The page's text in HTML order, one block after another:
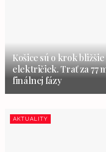
Košice sú o krok
električiek. Trať za 77
finálnej fázy
AKTUALITY